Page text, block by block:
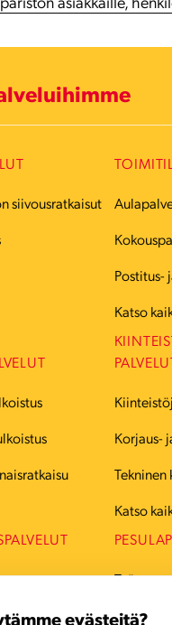
evästeitä?
asiakkaille,
siivousratkaisut
Postitus-
Katso
PALVELUT
Korjaus-
Katso